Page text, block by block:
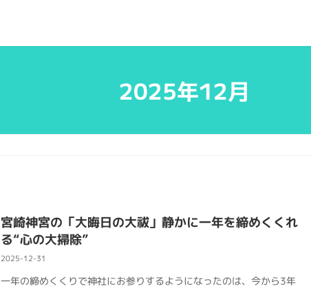
2025年12月
宮崎神宮の「大晦日の大祓」静かに一年を締めくくれ
る“心の大掃除”
2025-12-31
一年の締めくくりで神社にお参りするようになったのは、今から3年